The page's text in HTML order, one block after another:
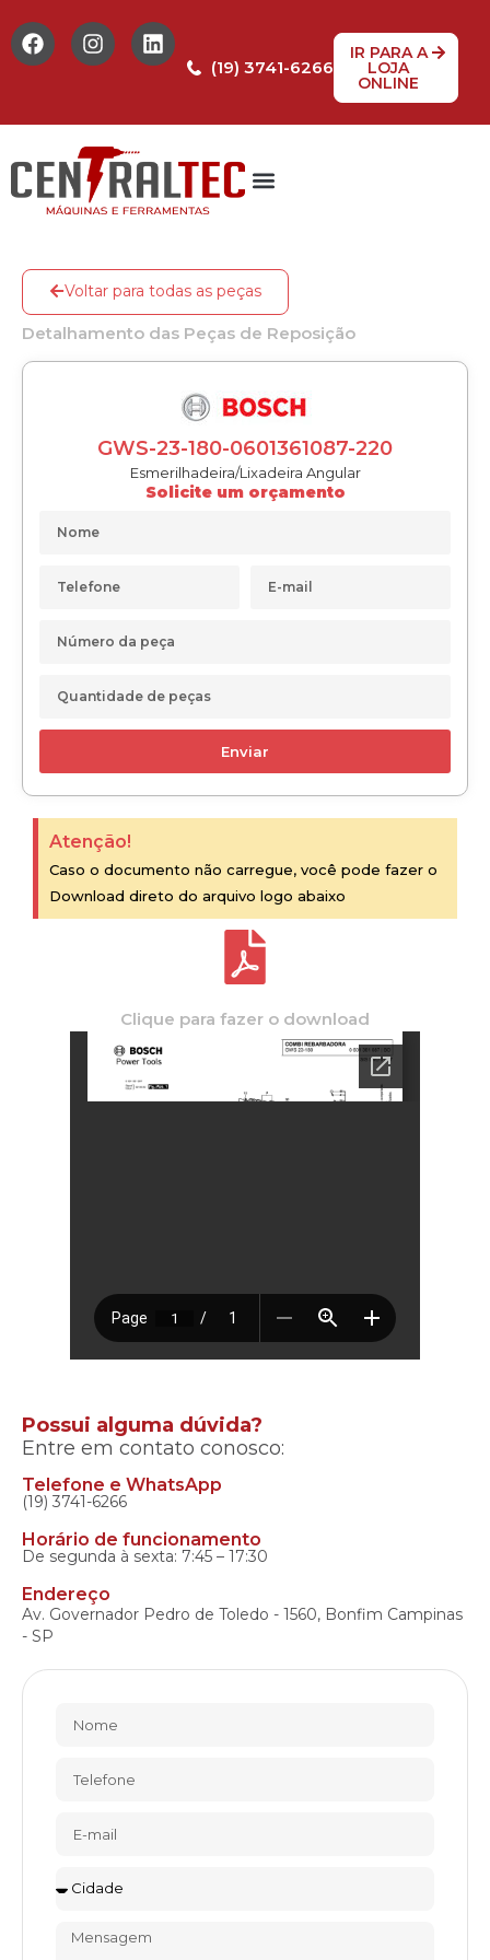
(19) 3741-6266
IR PARA A
LOJA
ONLINE
Voltar para todas as peças
Detalhamento das Peças de Reposição
GWS-23-180-0601361087-220
Esmerilhadeira/Lixadeira Angular
Solicite um orçamento
Enviar
Atenção!
Caso o documento não carregue, você pode fazer o
Download direto do arquivo logo abaixo
Clique para fazer o download
Possui alguma dúvida?
Entre em contato conosco:
Telefone e WhatsApp
(19) 3741-6266
Horário de funcionamento
De segunda à sexta: 7:45 – 17:30
Endereço
Av. Governador Pedro de Toledo - 1560, Bonfim Campinas
- SP